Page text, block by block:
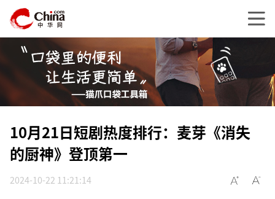
10月21日短剧热度排行：麦芽《消失
的厨神》登顶第一
2024-10-22 11:21:14